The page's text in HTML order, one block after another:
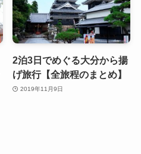
2泊3日でめぐる大分から揚
げ旅行【全旅程のまとめ】
2019年11月9日